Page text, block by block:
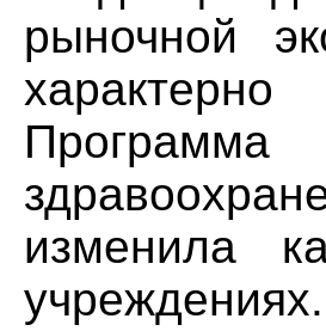
рыночной
изменила